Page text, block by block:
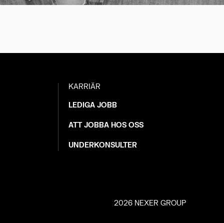
KARRIÄR
LEDIGA JOBB
ATT JOBBA HOS OSS
UNDERKONSULTER
2026 NEXER GROUP